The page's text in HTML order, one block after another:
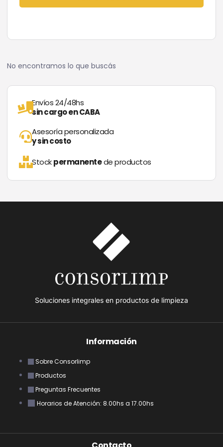
No encontramos lo que buscás
Envíos 24/48hs
sin cargo en CABA
Asesoría personalizada
y sin costo
Stockpermanentede productos
Soluciones integrales en productos de limpieza
Información
Sobre Consorlimp
Productos
Preguntas Frecuentes
Horarios de Atención: 8.00hs a 17.00hs